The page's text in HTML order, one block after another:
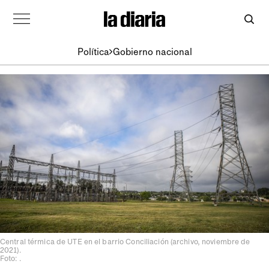
Política Gobierno nacional
Central térmica de UTE en el barrio Conciliación (archivo, noviembre de
2021).
Foto: .